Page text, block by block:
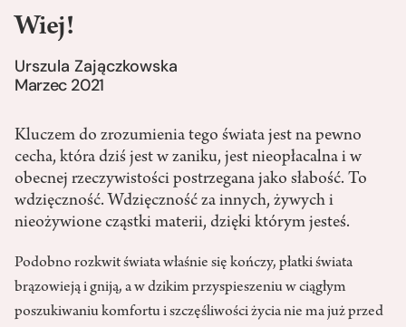
Wiej!
Urszula Zajączkowska
Marzec 2021
Kluczem do zrozumienia tego świata jest na pewno
cecha, która dziś jest w zaniku, jest nieopłacalna i w
obecnej rzeczywistości postrzegana jako słabość. To
wdzięczność. Wdzięczność za innych, żywych i
nieożywione cząstki materii, dzięki którym jesteś.
Podobno rozkwit świata właśnie się kończy, płatki świata
brązowieją i gniją, a w dzikim przyspieszeniu w ciągłym
poszukiwaniu komfortu i szczęśliwości życia nie ma już przed